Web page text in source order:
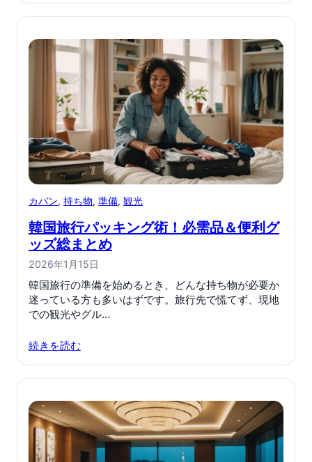
カバン, 持ち物, 準備, 観光
韓国旅行パッキング術！必需品＆便利グ
ッズ総まとめ
2026年1月15日
韓国旅行の準備を始めるとき、どんな持ち物が必要か
迷っている方も多いはずです。旅行先で慌てず、現地
での観光やグル…
続きを読む